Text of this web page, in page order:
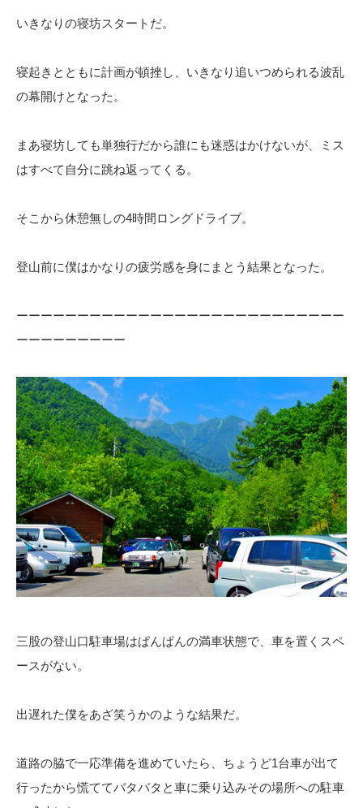
いきなりの寝坊スタートだ。
寝起きとともに計画が頓挫し、いきなり追いつめられる波乱
の幕開けとなった。
まあ寝坊しても単独行だから誰にも迷惑はかけないが、ミス
はすべて自分に跳ね返ってくる。
そこから休憩無しの4時間ロングドライブ。
登山前に僕はかなりの疲労感を身にまとう結果となった。
ーーーーーーーーーーーーーーーーーーーーーーーーーーー
ーーーーーーーーー
三股の登山口駐車場はぱんぱんの満車状態で、車を置くスペ
ースがない。
出遅れた僕をあざ笑うかのような結果だ。
道路の脇で一応準備を進めていたら、ちょうど1台車が出て
行ったから慌ててバタバタと車に乗り込みその場所への駐車